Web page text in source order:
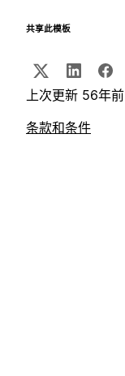
共享此模板
上次更新 56年前
条款和条件